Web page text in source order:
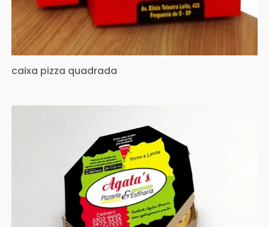
caixa pizza quadrada